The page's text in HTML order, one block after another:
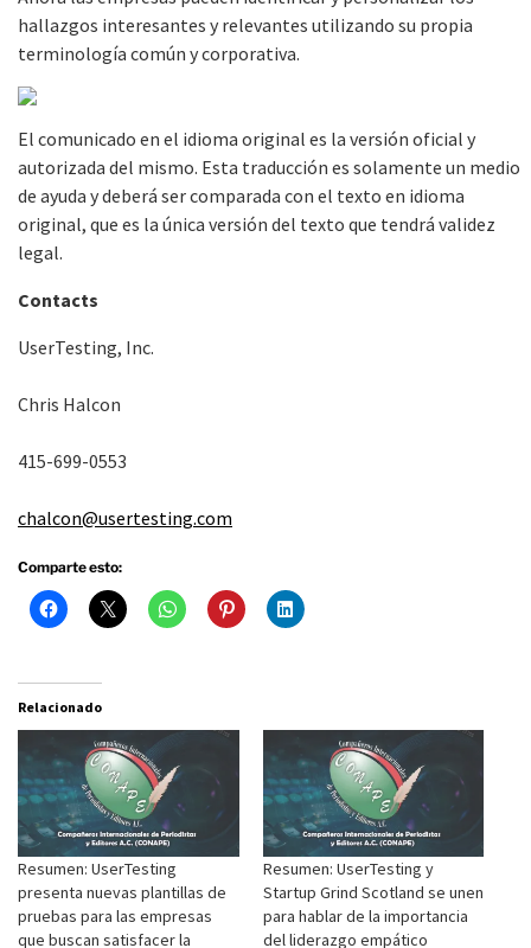
hallazgos interesantes y relevantes utilizando su propia
terminología común y corporativa.
El comunicado en el idioma original es la versión oficial y
autorizada del mismo. Esta traducción es solamente un medio
de ayuda y deberá ser comparada con el texto en idioma
original, que es la única versión del texto que tendrá validez
legal.
Contacts
UserTesting, Inc.
Chris Halcon
415-699-0553
chalcon@usertesting.com
Comparte esto:
Relacionado
Resumen: UserTesting
presenta nuevas plantillas de
pruebas para las empresas
que buscan satisfacer la
Resumen: UserTesting y
Startup Grind Scotland se unen
para hablar de la importancia
del liderazgo empático